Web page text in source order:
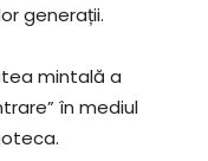
generații.
mintală a
în mediul